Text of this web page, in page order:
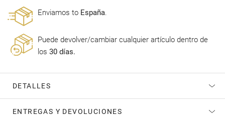
Enviamos to España.
Puede devolver/cambiar cualquier artículo dentro de
los 30 días.
DETALLES
ENTREGAS Y DEVOLUCIONES